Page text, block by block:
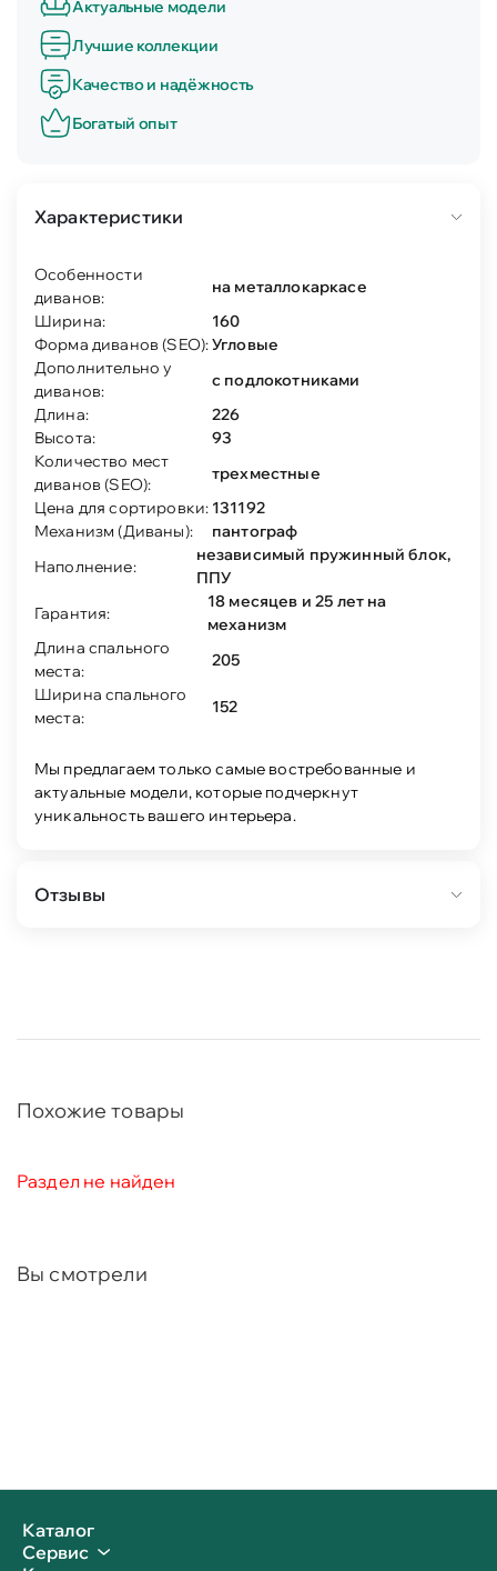
Актуальные модели
Лучшие коллекции
Качество и надёжность
Богатый опыт
Характеристики
Особенности
диванов:
на металлокаркасе
Ширина:
160
Форма диванов (SEO):Угловые
Дополнительно у
диванов:
с подлокотниками
Длина:
226
Высота:
93
Количество мест
диванов (SEO):
трехместные
Цена для сортировки: 131192
Механизм (Диваны):
пантограф
Наполнение:
независимый пружинный блок,
ППУ
Гарантия:
18 месяцев и 25 лет на
механизм
Длина спального
места:
205
Ширина спального
места:
152
Мы предлагаем только самые востребованные и
актуальные модели, которые подчеркнут
уникальность вашего интерьера.
Отзывы
Похожие товары
Раздел не найден
Вы смотрели
Каталог
Сервис